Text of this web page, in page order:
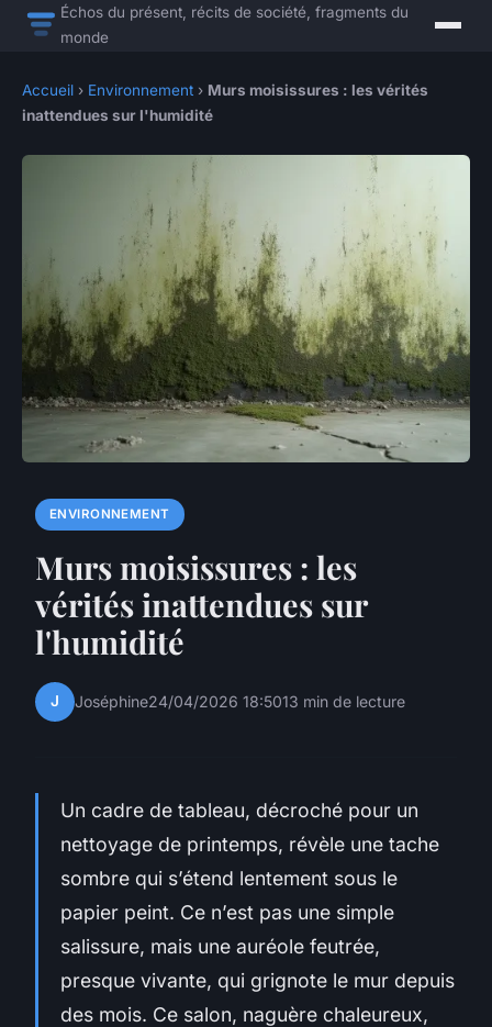
Échos du présent, récits de société, fragments du
monde
Accueil › Environnement › Murs moisissures : les vérités
inattendues sur l'humidité
ENVIRONNEMENT
Murs moisissures : les
vérités inattendues sur
l'humidité
J Joséphine24/04/2026 18:5013 min de lecture
Un cadre de tableau, décroché pour un
nettoyage de printemps, révèle une tache
sombre qui s’étend lentement sous le
papier peint. Ce n’est pas une simple
salissure, mais une auréole feutrée,
presque vivante, qui grignote le mur depuis
des mois. Ce salon, naguère chaleureux,